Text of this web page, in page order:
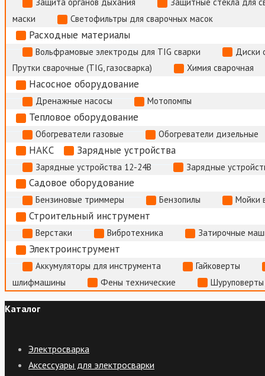
маски
Светофильтры для сварочных масок
Расходные материалы
Вольфрамовые электроды для TIG сварки
Диски
Прутки сварочные (TIG, газосварка)
Химия сварочная
Насосное оборудование
Дренажные насосы Мотопомпы
Тепловое оборудование
Обогреватели газовые Обогреватели дизельные
НАКС Зарядные устройства
Зарядные устройства 12-24В Зарядные
Садовое оборудование
Бензиновые триммеры Бензопилы Мойки
Строительный инструмент
Верстаки Вибротехника Затирочные
Электроинструмент
Аккумуляторы для инструмента
Гайковерты
шлифмашины
Фены технические
Каталог
Электросварка
Аксессуары для электросварки